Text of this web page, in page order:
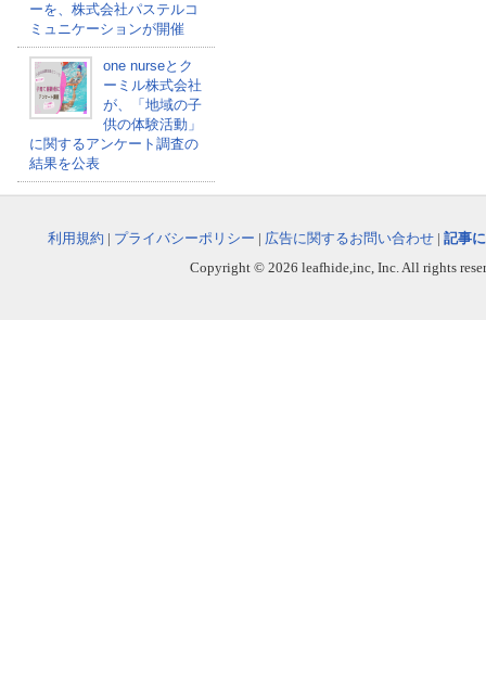
ーを、株式会社パステルコ
ミュニケーションが開催
one nurseとク
ーミル株式会社
が、「地域の子
供の体験活動」
に関するアンケート調査の
結果を公表
利用規約 | プライバシーポリシー | 広告に関するお問い合わせ | 記事
Copyright © 2026 leafhide,inc, Inc. All rights